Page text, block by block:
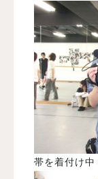
帯を着付け中